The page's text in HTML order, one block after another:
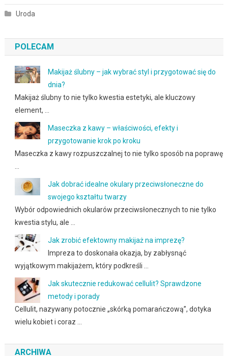
Uroda
POLECAM
Makijaż ślubny – jak wybrać styl i przygotować się do
dnia?
Makijaż ślubny to nie tylko kwestia estetyki, ale kluczowy
element, …
Maseczka z kawy – właściwości, efekty i
przygotowanie krok po kroku
Maseczka z kawy rozpuszczalnej to nie tylko sposób na poprawę
…
Jak dobrać idealne okulary przeciwsłoneczne do
swojego kształtu twarzy
Wybór odpowiednich okularów przeciwsłonecznych to nie tylko
kwestia stylu, ale …
Jak zrobić efektowny makijaż na imprezę?
Impreza to doskonała okazja, by zabłysnąć
wyjątkowym makijażem, który podkreśli …
Jak skutecznie redukować cellulit? Sprawdzone
metody i porady
Cellulit, nazywany potocznie „skórką pomarańczową”, dotyka
wielu kobiet i coraz …
ARCHIWA